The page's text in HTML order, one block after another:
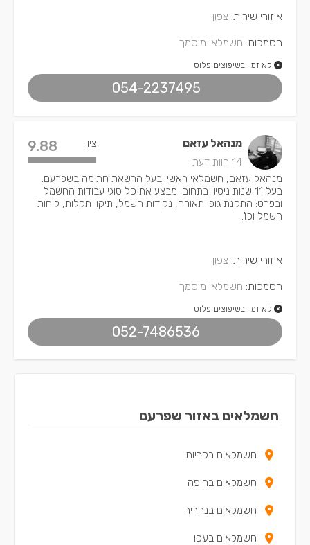
איזורי שירות: צפון
הסמכות: חשמלאי מוסמך
לא זמין בשיפוצים פלוס
054-2237495
מנהאל עזאם
14 חוות דעת
ציון: 9.88
מנהאל עזאם, חשמלאי ראשי ובעל הרשאת חתימה בשפרעם.
בעל 11 שנות ניסיון בתחום. מבצע את כל סוגי עבודות החשמל
ובפרט: התקנת גופי תאורה, נקודות חשמל, תיקון תקלות, לוחות
חשמל וכו'.
איזורי שירות: צפון
הסמכות: חשמלאי מוסמך
לא זמין בשיפוצים פלוס
052-7486536
חשמלאים באזור שפרעם
חשמלאים בקריות
חשמלאים בחיפה
חשמלאים בנהריה
חשמלאים בעכו